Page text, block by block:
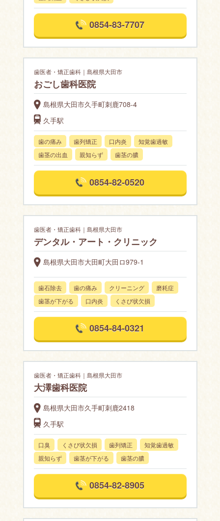
0854-83-7707
歯医者・矯正歯科｜島根県大田市
おごし歯科医院
島根県大田市久手町刺鹿708-4
久手駅
歯の痛み 歯列矯正 口内炎
知覚歯過敏
歯茎の出血
親知らず 歯茎の膿
0854-82-0520
歯医者・矯正歯科｜島根県大田市
デンタル・アート・クリニック
島根県大田市大田町大田ロ979-1
歯石除去 歯の痛み クリーニング
磨耗症
歯茎が下がる
口内炎 くさび状欠損
0854-84-0321
歯医者・矯正歯科｜島根県大田市
大澤歯科医院
島根県大田市久手町刺鹿2418
久手駅
口臭 くさび状欠損 歯列矯正
知覚歯過敏
親知らず
歯茎が下がる 歯茎の膿
0854-82-8905